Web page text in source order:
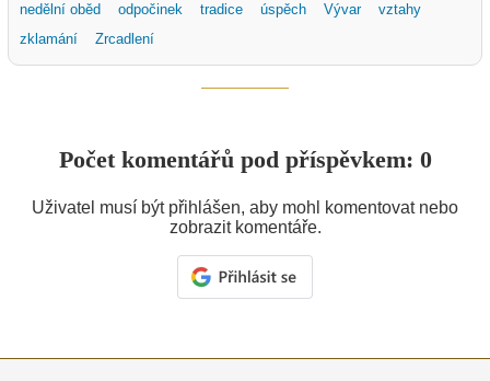
nedělní oběd
odpočinek tradice úspěch Vývar
vztahy
zklamání
Zrcadlení
Počet komentářů pod příspěvkem: 0
Uživatel musí být přihlášen, aby mohl komentovat nebo
zobrazit komentáře.